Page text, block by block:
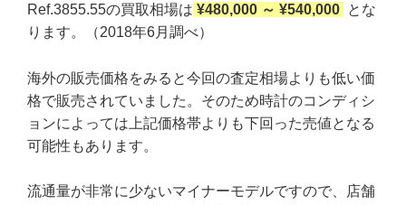
Ref.3855.55の買取相場は ¥480,000 ～ ¥540,000 とな
ります。（2018年6月調べ）
海外の販売価格をみると今回の査定相場よりも低い価
格で販売されていました。そのため時計のコンディシ
ョンによっては上記価格帯よりも下回った売値となる
可能性もあります。
流通量が非常に少ないマイナーモデルですので、店舗